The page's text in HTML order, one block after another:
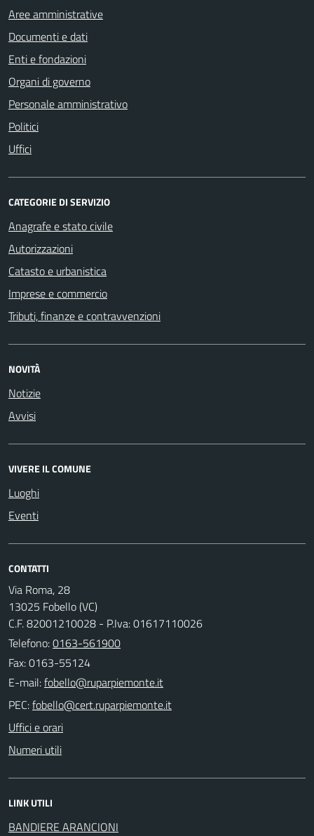
Aree amministrative
Documenti e dati
Enti e fondazioni
Organi di governo
Personale amministrativo
Politici
Uffici
CATEGORIE DI SERVIZIO
Anagrafe e stato civile
Autorizzazioni
Catasto e urbanistica
Imprese e commercio
Tributi, finanze e contravvenzioni
NOVITÀ
Notizie
Avvisi
VIVERE IL COMUNE
Luoghi
Eventi
CONTATTI
Via Roma, 28
13025 Fobello (VC)
C.F. 82001210028 - P.Iva: 01617110026
Telefono:0163-561900
Fax: 0163-55124
E-mail:
PEC:
Uffici e orari
Numeri utili
LINK UTILI
BANDIERE ARANCIONI